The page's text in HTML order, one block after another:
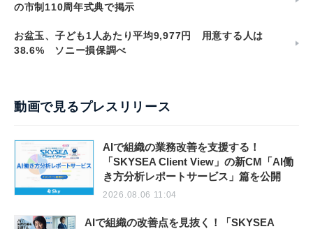
の市制110周年式典で掲示
お盆玉、子ども1人あたり平均9,977円 用意する人は
38.6% ソニー損保調べ
動画で見るプレスリリース
AIで組織の業務改善を支援する！
「SKYSEA Client View」の新CM「AI働
き方分析レポートサービス」篇を公開
2026.08.06 11:04
AIで組織の改善点を見抜く！「SKYSEA